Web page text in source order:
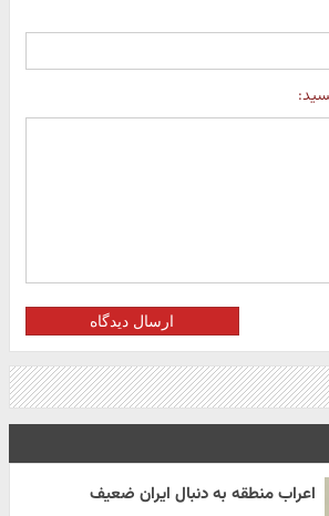
ارسال دیدگاه
اعراب منطقه به دنبال ایران ضعیف